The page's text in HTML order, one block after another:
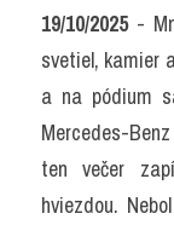
KONTAKT
Přihlášení/
19/10/2025 -
svetiel, kamier
a na pódium
Mercedes-
ten večer
hviezdou.